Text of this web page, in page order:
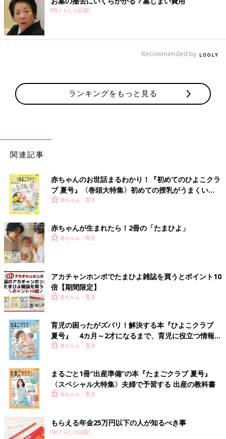
PR(くらしの話題)
Recommended by
ランキングをもっと見る
関連記事
赤ちゃんのお世話まるわかり！『初めてのひよこクラ
ブ 夏号』〈巻頭大特集〉初めての授乳がうまくい
く！ おっぱい・ミルクの基本と夏のトラブル 解決テ
赤ちゃん・育児
赤ちゃんが生まれたら！2冊の「たまひよ」
赤ちゃん・育児
アカチャンホンポでたまひよ雑誌を買うとポイント10
倍【期間限定】
赤ちゃん・育児
育児の困ったがズバリ！解決する本『ひよこクラブ
夏号』 4カ月～2才になるまで、育児に役立つ情報が
いっぱい！
赤ちゃん・育児
まるごと1冊“出産準備”の本『たまごクラブ 夏号』
〈スペシャル大特集〉夫婦で予習する 出産の教科書
赤ちゃん・育児
もらえる年金25万円以下の人が知るべき事
PR(くらしの話題)